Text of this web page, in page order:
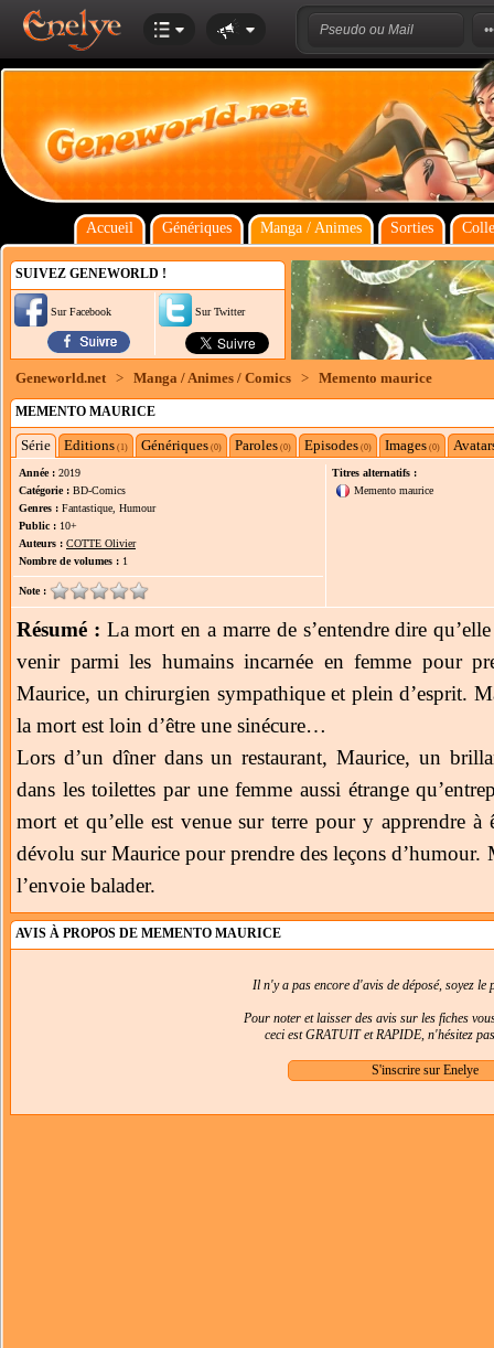
Accueil Génériques Manga / Animes Sorties
SUIVEZ GENEWORLD !
Sur Facebook Sur Twitter
Geneworld.net > Manga / Animes / Comics > Memento maurice
MEMENTO MAURICE
Série Editions (1) Génériques (0) Paroles (0) Episodes (0) Images (0)
Année : 2019
Catégorie : BD-Comics
Genres : Fantastique, Humour
Public : 10+
Auteurs : COTTE Olivier
Nombre de volumes : 1
Note :
Titres alternatifs :
Memento maurice
Résumé : La mort en a marre de sʼentendre dire
venir parmi les humains incarnée en femme pour
Maurice, un chirurgien sympathique et plein dʼesprit.
la mort est loin dʼêtre une sinécure…
Lors dʼun dîner dans un restaurant, Maurice, un
dans les toilettes par une femme aussi étrange
mort et quʼelle est venue sur terre pour y apprendre
dévolu sur Maurice pour prendre des leçons dʼhumour.
lʼenvoie balader.
AVIS À PROPOS DE MEMENTO MAURICE
Il n'y a pas encore d'avis de déposé, soyez
Pour noter et laisser des avis sur les fiches
ceci est GRATUIT et RAPIDE, n'hésitez